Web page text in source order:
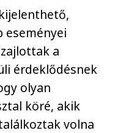
eseményei
a
érdeklődésnek
olyan
köré, akik
volna